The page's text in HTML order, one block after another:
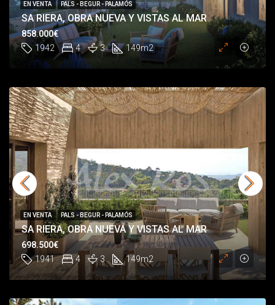
SA RIERA, OBRA NUEVA Y VISTAS AL MAR
1942 4 3 149m2
858.000€
EN VENTA PALS - BEGUR - PALAMÓS
SA RIERA, OBRA NUEVA Y VISTAS AL MAR
1941 4 3 149m2
698.500€
EN VENTA PALS - BEGUR - PALAMÓS